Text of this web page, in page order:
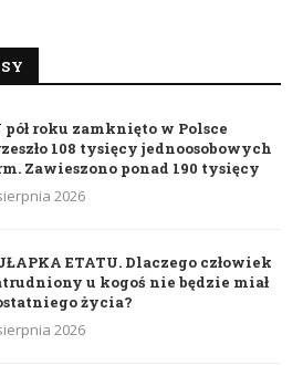
pół roku zamknięto w Polsce
108 tysięcy jednoosobowych
Zawieszono ponad 190 tysięcy
2026
ETATU. Dlaczego człowiek
u kogoś nie będzie miał
życia?
2026